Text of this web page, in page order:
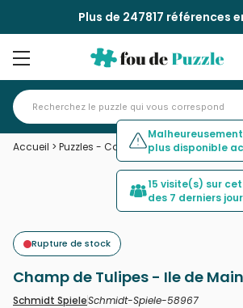
Plus de 247817 références
Accueil > Puzzles - Campagne> Champ de
Rupture de stock
Champ de Tulipes - Ile de
Schmidt SpieleSchmidt-Spiele-58967
plus disponible
15 visite(s) sur
des 7 derniers